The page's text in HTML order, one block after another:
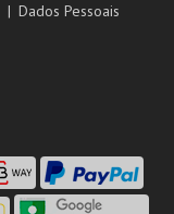
Dados Pessoais